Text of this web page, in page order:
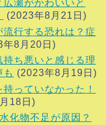
広瀬がかわいいと
(2023年8月21日)
流行する恐れは？症
年8月20日)
持ち悪いと感じる理
も (2023年8月19日)
っていなかった！
18日)
化物不足が原因？